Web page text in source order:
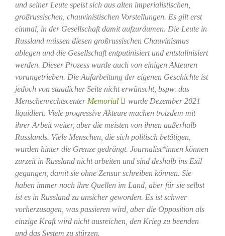
und seiner Leute speist sich aus alten imperialistischen,
großrussischen, chauvinistischen Vorstellungen. Es gilt erst
einmal, in der Gesellschaft damit aufzuräumen. Die Leute in
Russland müssen diesen großrussischen Chauvinismus
ablegen und die Gesellschaft entputinisiert und entstalinisiert
werden. Dieser Prozess wurde auch von einigen Akteuren
vorangetrieben. Die Aufarbeitung der eigenen Geschichte ist
jedoch von staatlicher Seite nicht erwünscht, bspw. das
Menschenrechtscenter Memorial
wurde Dezember 2021
liquidiert. Viele progressive Akteure machen trotzdem mit
ihrer Arbeit weiter, aber die meisten von ihnen außerhalb
Russlands. Viele Menschen, die sich politisch betätigen,
wurden hinter die Grenze gedrängt. Journalist*innen können
zurzeit in Russland nicht arbeiten und sind deshalb ins Exil
gegangen, damit sie ohne Zensur schreiben können. Sie
haben immer noch ihre Quellen im Land, aber für sie selbst
ist es in Russland zu unsicher geworden. Es ist schwer
vorherzusagen, was passieren wird, aber die Opposition als
einzige Kraft wird nicht ausreichen, den Krieg zu beenden
und das System zu stürzen.